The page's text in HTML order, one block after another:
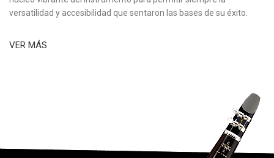
versatilidad y accesibilidad que sentaron las bases de su éxito.
VER MÁS